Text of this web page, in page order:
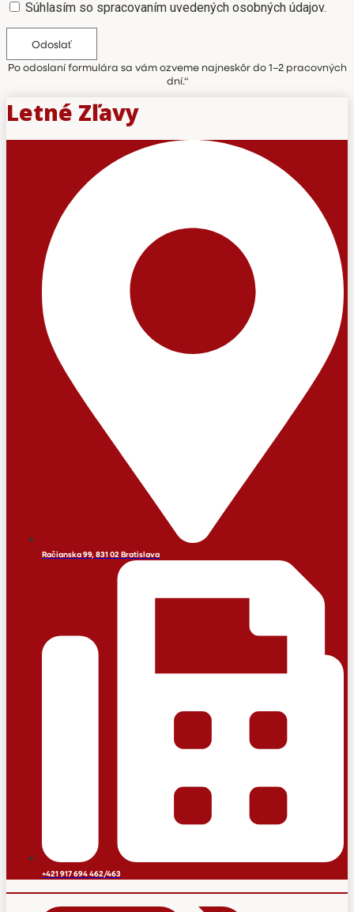
Súhlasím so spracovaním uvedených osobných údajov.
Odoslať
Po odoslaní formulára sa vám ozveme najneskôr do 1–2 pracovných
dní.“
Letné Zľavy
Račianska 99, 831 02 Bratislava
+421 917 694 462/463